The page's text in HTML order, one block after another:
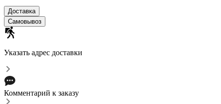
Доставка
Самовывоз
Указать адрес доставки
Комментарий к заказу